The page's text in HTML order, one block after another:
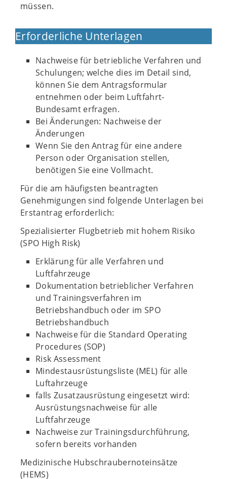
müssen.
Erforderliche Unterlagen
Nachweise für betriebliche Verfahren und
Schulungen; welche dies im Detail sind,
können Sie dem Antragsformular
entnehmen oder beim Luftfahrt-
Bundesamt erfragen.
Bei Änderungen: Nachweise der
Änderungen
Wenn Sie den Antrag für eine andere
Person oder Organisation stellen,
benötigen Sie eine Vollmacht.
Für die am häufigsten beantragten
Genehmigungen sind folgende Unterlagen bei
Erstantrag erforderlich:
Spezialisierter Flugbetrieb mit hohem Risiko
(SPO High Risk)
Erklärung für alle Verfahren und
Luftfahrzeuge
Dokumentation betrieblicher Verfahren
und Trainingsverfahren im
Betriebshandbuch oder im SPO
Betriebshandbuch
Nachweise für die Standard Operating
Procedures (SOP)
Risk Assessment
Mindestausrüstungsliste (MEL) für alle
Luftahrzeuge
falls Zusatzausrüstung eingesetzt wird:
Ausrüstungsnachweise für alle
Luftfahrzeuge
Nachweise zur Trainingsdurchführung,
sofern bereits vorhanden
Medizinische Hubschraubernoteinsätze
(HEMS)